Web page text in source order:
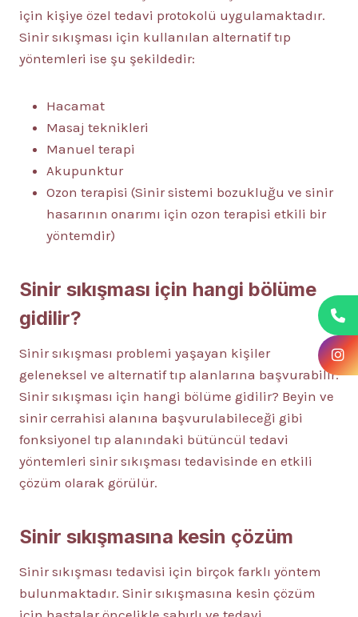
için kişiye özel tedavi protokolü uygulamaktadır.
Sinir sıkışması için kullanılan alternatif tıp
yöntemleri ise şu şekildedir:
Hacamat
Masaj teknikleri
Manuel terapi
Akupunktur
Ozon terapisi (Sinir sistemi bozukluğu ve sinir
hasarının onarımı için ozon terapisi etkili bir
yöntemdir)
Sinir sıkışması için hangi bölüme
gidilir?
Sinir sıkışması problemi yaşayan kişiler
geleneksel ve alternatif tıp alanlarına başvurabilir.
Sinir sıkışması için hangi bölüme gidilir? Beyin ve
sinir cerrahisi alanına başvurulabileceği gibi
fonksiyonel tıp alanındaki bütüncül tedavi
yöntemleri sinir sıkışması tedavisinde en etkili
çözüm olarak görülür.
Sinir sıkışmasına kesin çözüm
Sinir sıkışması tedavisi için birçok farklı yöntem
bulunmaktadır. Sinir sıkışmasına kesin çözüm